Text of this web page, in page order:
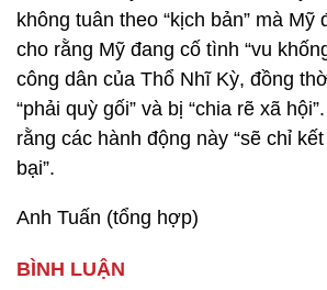
không tuân theo “kịch bản” mà Mỹ
cho rằng Mỹ đang cố tình “vu
công dân của Thổ Nhĩ Kỳ, đồng
“phải quỳ gối” và bị “chia rẽ xã
rằng các hành động này “sẽ chỉ
bại”.
Anh Tuấn (tổng hợp)